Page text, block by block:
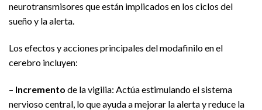
neurotransmisores que están implicados en los ciclos del
sueño y la alerta.
Los efectos y acciones principales del modafinilo en el
cerebro incluyen:
– Incremento de la vigilia: Actúa estimulando el sistema
nervioso central, lo que ayuda a mejorar la alerta y reduce la